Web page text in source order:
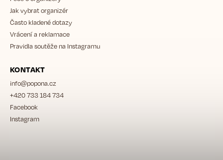
Jak vybrat organizér
Často kladené dotazy
Vrácení a reklamace
Pravidla soutěže na Instagramu
KONTAKT
info@popona.cz
+420 733 184 734
Facebook
Instagram